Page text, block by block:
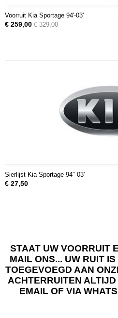
Voorruit Kia Sportage 94'-03'
€ 259,00 € 329,00
Sierlijst Kia Sportage 94"-03'
€ 27,50
STAAT UW VOORRUIT
MAIL ONS... UW RUIT
TOEGEVOEGD AAN
ACHTERRUITEN
EMAIL OF VIA